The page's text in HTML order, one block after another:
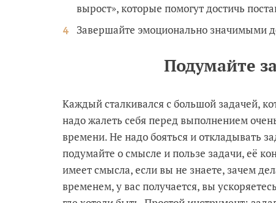
вырост», которые помогут достичь
Завершайте эмоционально значимыми
Подумайте
Каждый сталкивался с большой задачей,
надо жалеть себя перед выполнением
времени. Не надо бояться и откладывать
подумайте о смысле и пользе задачи, её
имеет смысла, если вы не знаете, зачем
временем, у вас получается, вы